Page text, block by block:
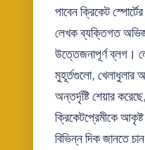
পাবেন ক্রিকেট
লেখক ব্যক্তিগত
উত্তেজনাপূর্ণ ব্লগ।
মুহূর্তগুলো, খেলাধুলার
অন্তর্দৃষ্টি শেয়ার
ক্রিকেটপ্রেমীকে
বিভিন্ন দিক জানতে